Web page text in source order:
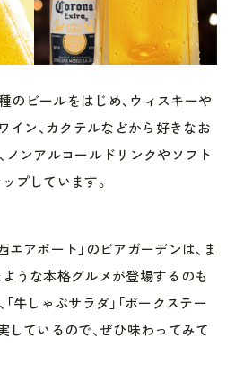
種のビールをはじめ、ウィスキーや
イン、カクテルなどから好きなお
ノンアルコールドリンクやソフト
プしています。
エアポート」のビアガーデンは、ま
うな本格グルメが登場するのも
牛しゃぶサラダ」「ポークステー
しているので、ぜひ味わってみて